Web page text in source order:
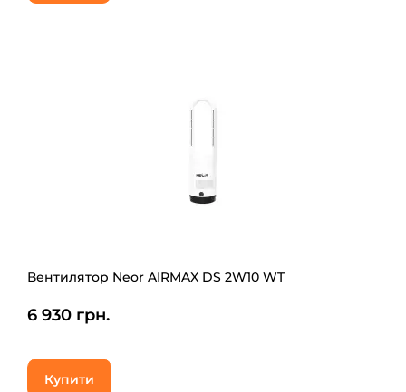
Вентилятор Neor AIRMAX DS 2W10 WT
6 930 грн.
Купити